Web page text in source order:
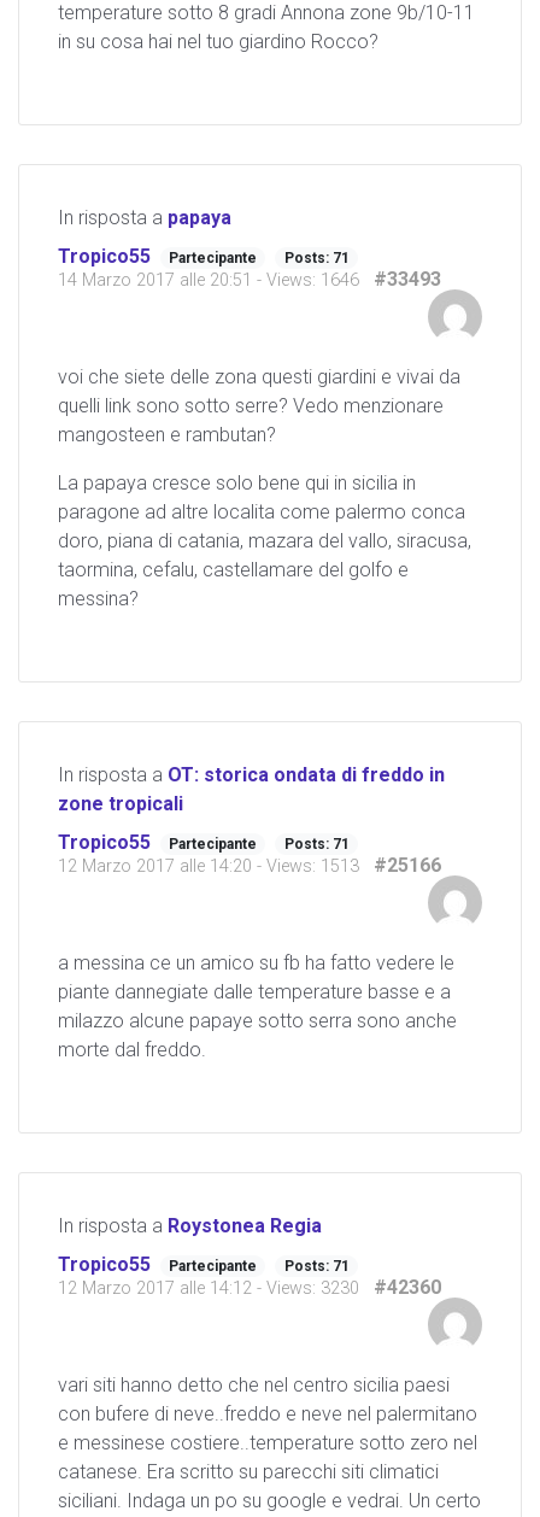
temperature sotto 8 gradi Annona zone 9b/10-11
in su cosa hai nel tuo giardino Rocco?
In risposta a papaya
Tropico55
Partecipante Posts: 71
14 Marzo 2017 alle 20:51 - Views: 1646 #33493
voi che siete delle zona questi giardini e vivai da
quelli link sono sotto serre? Vedo menzionare
mangosteen e rambutan?
La papaya cresce solo bene qui in sicilia in
paragone ad altre localita come palermo conca
doro, piana di catania, mazara del vallo, siracusa,
taormina, cefalu, castellamare del golfo e
messina?
In risposta a OT: storica ondata di freddo in
zone tropicali
Tropico55
Partecipante Posts: 71
12 Marzo 2017 alle 14:20 - Views: 1513 #25166
a messina ce un amico su fb ha fatto vedere le
piante dannegiate dalle temperature basse e a
milazzo alcune papaye sotto serra sono anche
morte dal freddo.
In risposta a Roystonea Regia
Tropico55
Partecipante Posts: 71
12 Marzo 2017 alle 14:12 - Views: 3230 #42360
vari siti hanno detto che nel centro sicilia paesi
con bufere di neve..freddo e neve nel palermitano
e messinese costiere..temperature sotto zero nel
catanese. Era scritto su parecchi siti climatici
siciliani. Indaga un po su google e vedrai. Un certo